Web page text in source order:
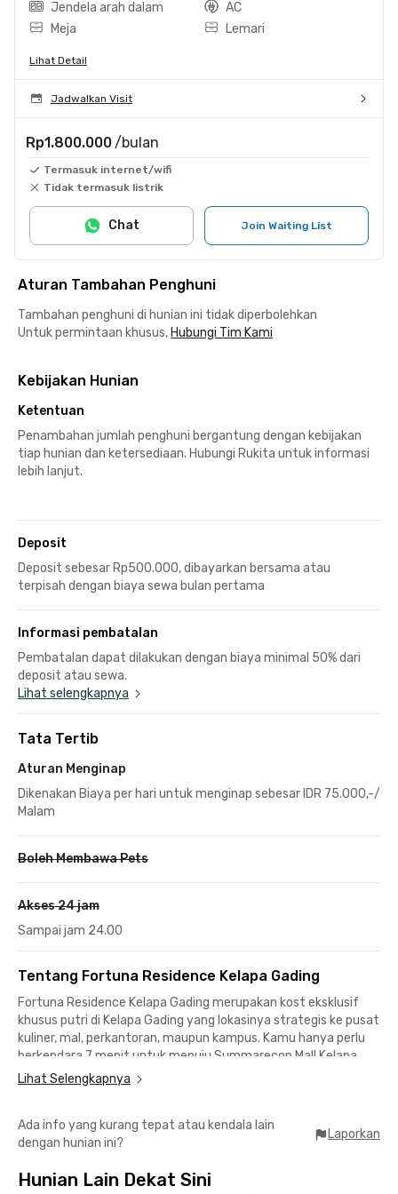
Jendela arah dalam
AC
Meja
Lemari
Lihat Detail
Jadwalkan Visit
Rp1.800.000 /bulan
Termasuk internet/wifi
Tidak termasuk listrik
Join Waiting List
Chat
Aturan Tambahan Penghuni
Tambahan penghuni di hunian ini tidak diperbolehkan
Untuk permintaan khusus, Hubungi Tim Kami
Kebijakan Hunian
Ketentuan
Penambahan jumlah penghuni bergantung dengan kebijakan
tiap hunian dan ketersediaan. Hubungi Rukita untuk informasi
lebih lanjut.
Deposit
Deposit sebesar Rp500.000, dibayarkan bersama atau
terpisah dengan biaya sewa bulan pertama
Informasi pembatalan
Pembatalan dapat dilakukan dengan biaya minimal 50% dari
deposit atau sewa.
Lihat selengkapnya
Tata Tertib
Aturan Menginap
Dikenakan Biaya per hari untuk menginap sebesar IDR 75.000,-/
Malam
Boleh Membawa Pets
Akses 24 jam
Sampai jam 24.00
Tentang Fortuna Residence Kelapa Gading
Fortuna Residence Kelapa Gading merupakan kost eksklusif
khusus putri di Kelapa Gading yang lokasinya strategis ke pusat
kuliner, mal, perkantoran, maupun kampus. Kamu hanya perlu
berkendara 7 menit untuk menuju Summarecon Mall Kelapa
Gading dari kost Kelapa Gading ini.
mencapai kantor hanya dalam waktu 12 menit, sementara
pekerja di Sunter butuh waktu kurang dari 30 menit untuk ke
ternama, seperti Universitas Jayabaya yang bisa dicapai
Lihat Selengkapnya
Ada info yang kurang tepat atau kendala lain
dengan hunian ini?
Laporkan
Hunian Lain Dekat Sini